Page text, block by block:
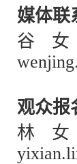
媒体联
谷
观众报
林